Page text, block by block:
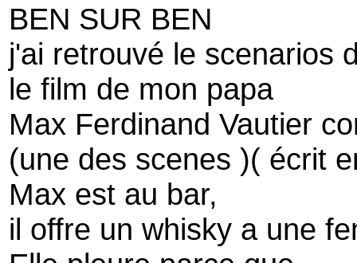
BEN SUR BEN
j'ai retrouvé le scenarios
le film de mon papa
Max Ferdinand Vautier
(une des scenes )( écrit
Max est au bar,
il offre un whisky a une